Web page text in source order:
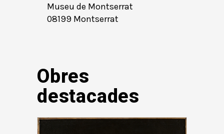
Museu de Montserrat
08199 Montserrat
Obres
destacades